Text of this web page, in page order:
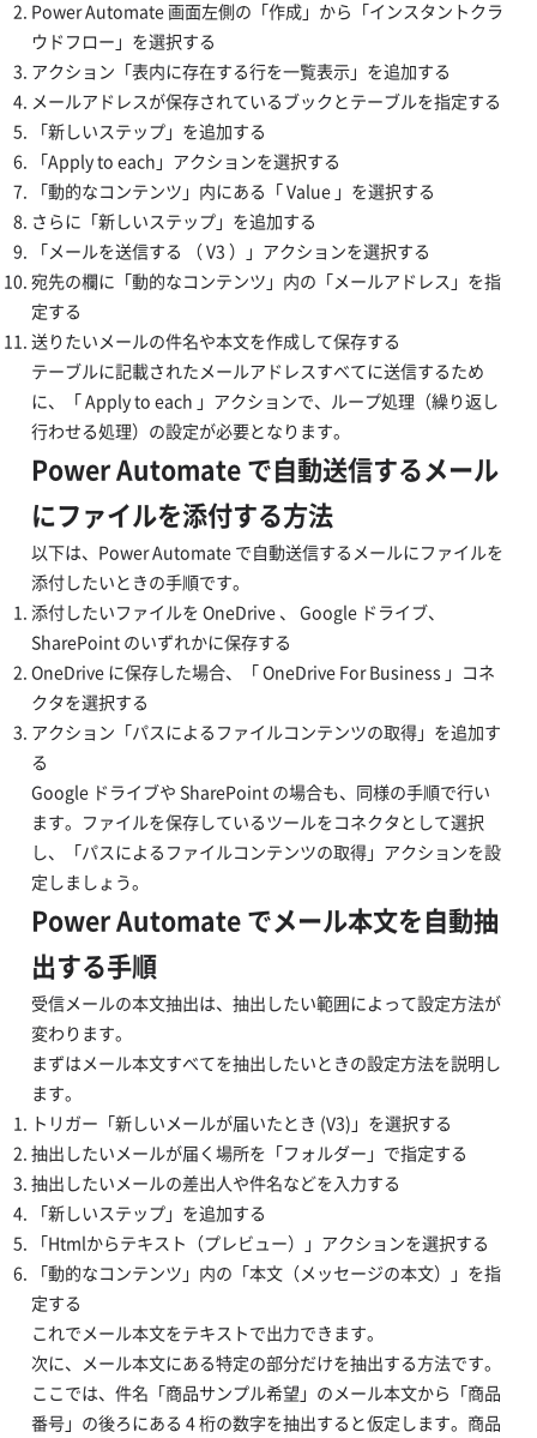
Power Automate 画面左側の「作成」から「インスタントクラ
ウドフロー」を選択する
アクション「表内に存在する行を一覧表示」を追加する
メールアドレスが保存されているブックとテーブルを指定する
「新しいステップ」を追加する
「Apply to each」アクションを選択する
「動的なコンテンツ」内にある「 Value 」を選択する
さらに「新しいステップ」を追加する
「メールを送信する （ V3 ）」アクションを選択する
宛先の欄に「動的なコンテンツ」内の「メールアドレス」を指
定する
送りたいメールの件名や本文を作成して保存する
テーブルに記載されたメールアドレスすべてに送信するため
に、「 Apply to each 」アクションで、ループ処理（繰り返し
行わせる処理）の設定が必要となります。
Power Automate で自動送信するメール
にファイルを添付する方法
以下は、Power Automate で自動送信するメールにファイルを
添付したいときの手順です。
添付したいファイルを OneDrive 、 Google ドライブ、
SharePoint のいずれかに保存する
OneDrive に保存した場合、「 OneDrive For Business 」コネ
クタを選択する
アクション「パスによるファイルコンテンツの取得」を追加す
る
Google ドライブや SharePoint の場合も、同様の手順で行い
ます。ファイルを保存しているツールをコネクタとして選択
し、「パスによるファイルコンテンツの取得」アクションを設
定しましょう。
Power Automate でメール本文を自動抽
出する手順
受信メールの本文抽出は、抽出したい範囲によって設定方法が
変わります。
まずはメール本文すべてを抽出したいときの設定方法を説明し
ます。
トリガー「新しいメールが届いたとき (V3)」を選択する
抽出したいメールが届く場所を「フォルダー」で指定する
抽出したいメールの差出人や件名などを入力する
「新しいステップ」を追加する
「Htmlからテキスト（プレビュー）」アクションを選択する
「動的なコンテンツ」内の「本文（メッセージの本文）」を指
定する
これでメール本文をテキストで出力できます。
次に、メール本文にある特定の部分だけを抽出する方法です。
ここでは、件名「商品サンプル希望」のメール本文から「商品
番号」の後ろにある 4 桁の数字を抽出すると仮定します。商品